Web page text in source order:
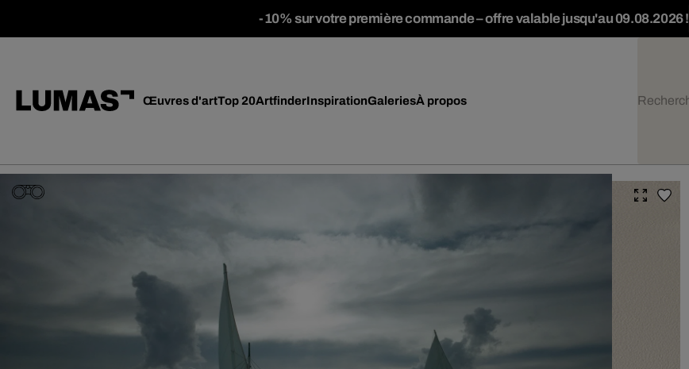
-10% sur votre première commande – offre valable jusqu'au 09.08.2026 !
Œuvres d'artTop 20ArtfinderInspirationGaleriesÀ propos